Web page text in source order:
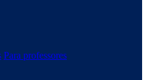
Para professores